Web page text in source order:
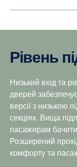
Рівень
Низький вхід та
дверей
версії з низькою
секціях. Вища
пасажирам бачити
Розширений
комфорту та